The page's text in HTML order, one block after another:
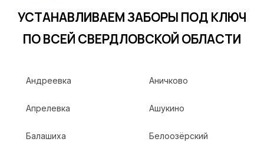
УСТАНАВЛИВАЕМ ЗАБОРЫ ПОД КЛЮЧ
ПО ВСЕЙ СВЕРДЛОВСКОЙ ОБЛАСТИ
Андреевка Аничково
Апрелевка Ашукино
Балашиха Белоозёрский